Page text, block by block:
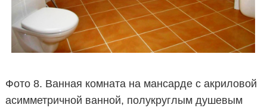
Фото 8. Ванная комната на мансарде с акриловой
асимметричной ванной, полукруглым душевым